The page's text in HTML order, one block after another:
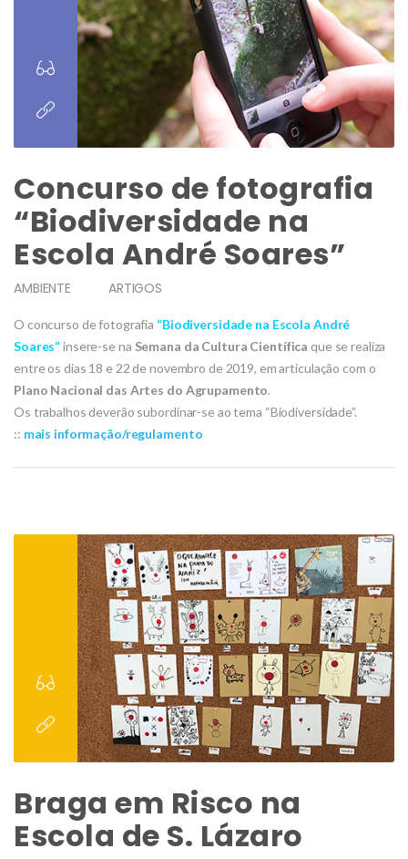
Concurso de fotografia
“Biodiversidade na
Escola André Soares”
AMBIENTE ARTIGOS
O concurso de fotografia “Biodiversidade na Escola André
Soares”insere-se na Semana da Cultura Científica que se realiza
entre os dias 18 e 22 de novembro de 2019, em articulação com o
Plano Nacional das Artes do Agrupamento.
Os trabalhos deverão subordinar-se ao tema “Biodiversidade”.
:: mais informação/regulamento
Braga em Risco na
Escola de S. Lázaro